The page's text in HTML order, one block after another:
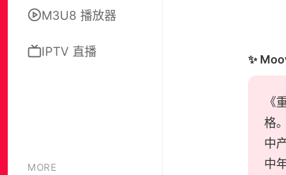
M3U8 播放器
IPTV 直播
MORE
✨
《
格
中
中